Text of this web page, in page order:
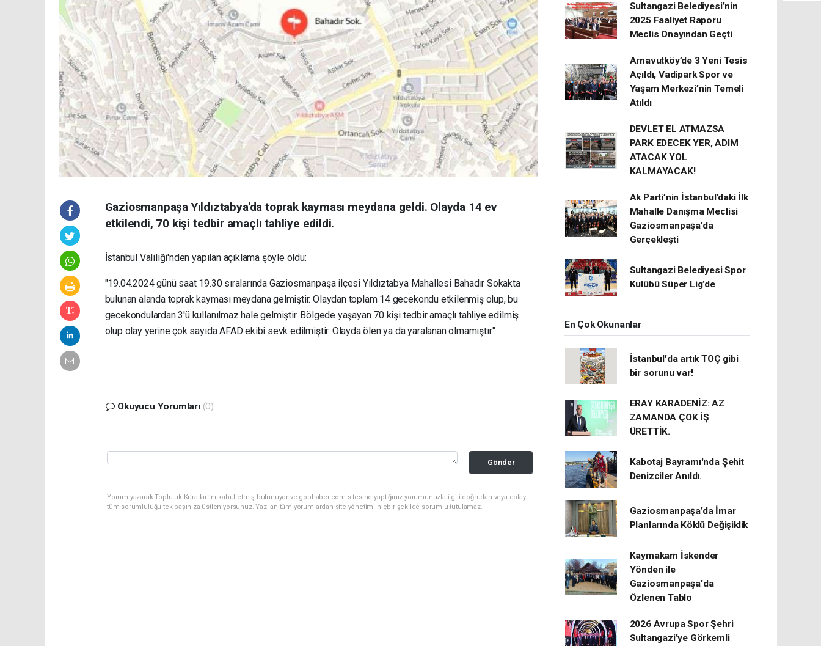
Gaziosmanpaşa Yıldıztabya'da toprak kayması meydana geldi. Olayda 14 ev
etkilendi, 70 kişi tedbir amaçlı tahliye edildi.
İstanbul Valiliği'nden yapılan açıklama şöyle oldu:
"19.04.2024 günü saat 19.30 sıralarında Gaziosmanpaşa ilçesi Yıldıztabya Mahallesi Bahadır Sokakta
bulunan alanda toprak kayması meydana gelmiştir. Olaydan toplam 14 gecekondu etkilenmiş olup, bu
gecekondulardan 3'ü kullanılmaz hale gelmiştir. Bölgede yaşayan 70 kişi tedbir amaçlı tahliye edilmiş
olup olay yerine çok sayıda AFAD ekibi sevk edilmiştir. Olayda ölen ya da yaralanan olmamıştır."
Okuyucu Yorumları (0)
Gönder
Yorum yazarak Topluluk Kuralları’nı kabul etmiş bulunuyor ve gophaber.com sitesine yaptığınız yorumunuzla ilgili doğrudan veya dolaylı
tüm sorumluluğu tek başınıza üstleniyorsunuz. Yazılan tüm yorumlardan site yönetimi hiçbir şekilde sorumlu tutulamaz.
Sultangazi Belediyesi’nin
2025 Faaliyet Raporu
Meclis Onayından Geçti
Arnavutköy’de 3 Yeni Tesis
Açıldı, Vadipark Spor ve
Yaşam Merkezi’nin Temeli
Atıldı
DEVLET EL ATMAZSA
PARK EDECEK YER, ADIM
ATACAK YOL
KALMAYACAK!
Ak Parti’nin İstanbul’daki İlk
Mahalle Danışma Meclisi
Gaziosmanpaşa’da
Gerçekleşti
Sultangazi Belediyesi Spor
Kulübü Süper Lig’de
En Çok Okunanlar
İstanbul'da artık TOÇ gibi
bir sorunu var!
ERAY KARADENİZ: AZ
ZAMANDA ÇOK İŞ
ÜRETTİK.
Kabotaj Bayramı'nda Şehit
Denizciler Anıldı.
Gaziosmanpaşa’da İmar
Planlarında Köklü Değişiklik
Kaymakam İskender
Yönden ile
Gaziosmanpaşa'da
Özlenen Tablo
2026 Avrupa Spor Şehri
Sultangazi’ye Görkemli